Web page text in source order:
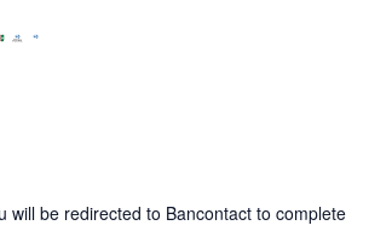
will be redirected to Bancontact to complete